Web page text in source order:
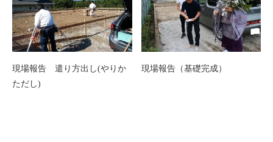
現場報告 遣り方出し(やりか
ただし)
現場報告（基礎完成）